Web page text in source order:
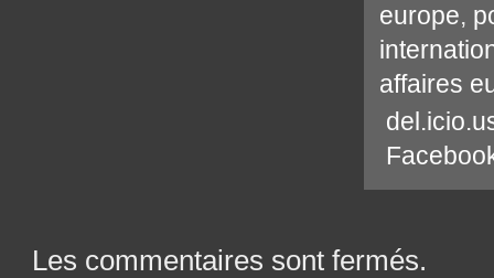
europe,
affaires
Les commentaires sont fermés.